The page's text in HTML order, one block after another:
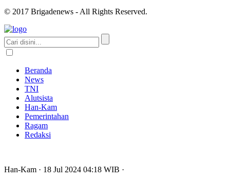
© 2017 Brigadenews - All Rights Reserved.
Beranda
News
TNI
Alutsista
Han-Kam
Pemerintahan
Ragam
Redaksi
Han-Kam · 18 Jul 2024 04:18 WIB ·